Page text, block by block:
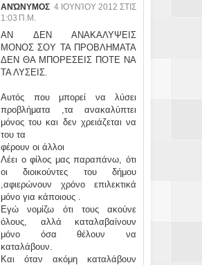
ΑΝΏΝΥΜΟΣ 4 ΙΟΥΝΊΟΥ 2012 ΣΤΙΣ
1:03 Π.Μ.
ΑΝ ΔΕΝ ΑΝΑΚΑΛΥΨΕΙΣ
ΜΟΝΟΣ ΣΟΥ ΤΑ ΠΡΟΒΛΗΜΑΤΑ
ΔΕΝ ΘΑ ΜΠΟΡΕΣΕΙΣ ΠΟΤΕ ΝΑ
ΤΑ ΛΥΣΕΙΣ.
Αυτός που μπορεί να λύσει
προβλήματα ,τα ανακαλύπτει
μόνος του και δεν χρειάζεται να
του τα
φέρουν οι άλλοι
Λέει ο φίλος μας παραπάνω, ότι
οι διοικούντες του δήμου
,αφιερώνουν χρόνο επιλεκτικά
μόνο για κάποιους .
Εγώ νομίζω ότι τους ακούνε
όλους, αλλά καταλαβαίνουν
μόνο όσα θέλουν να
καταλάβουν.
Και όταν ακόμη καταλάβουν